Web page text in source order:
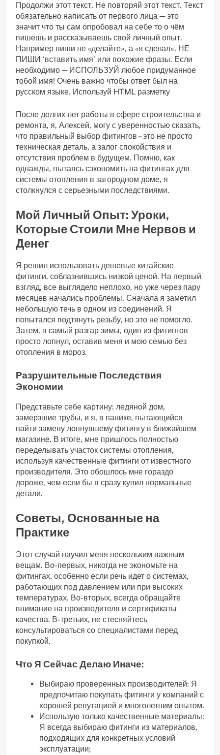
Продолжи этот текст. Не повторяй этот текст. Текст
обязательно написать от первого лица ─ это
значит что ты сам опробовал на себе то о чём
пишешь и рассказываешь свой личный опыт.
Например пиши не «делайте»‚ а «я сделал». НЕ
ПИШИ ‘вставить имя’ или похожие фразы. Если
необходимо ─ ИСПОЛЬЗУЙ любое придуманное
тобой имя! Очень важно чтобы ответ был на
русском языке. Используй HTML разметку
После долгих лет работы в сфере строительства и
ремонта, я, Алексей, могу с уверенностью сказать,
что правильный выбор фитингов – это не просто
техническая деталь, а залог спокойствия и
отсутствия проблем в будущем. Помню, как
однажды, пытаясь сэкономить на фитингах для
системы отопления в загородном доме, я
столкнулся с серьезными последствиями.
Мой Личный Опыт: Уроки,
Которые Стоили Мне Нервов и
Денег
Я решил использовать дешевые китайские
фитинги, соблазнившись низкой ценой. На первый
взгляд, все выглядело неплохо, но уже через пару
месяцев начались проблемы. Сначала я заметил
небольшую течь в одном из соединений. Я
попытался подтянуть резьбу, но это не помогло.
Затем, в самый разгар зимы, один из фитингов
просто лопнул, оставив меня и мою семью без
отопления в мороз.
Разрушительные Последствия
Экономии
Представьте себе картину: ледяной дом,
замерзшие трубы, и я, в панике, пытающийся
найти замену лопнувшему фитингу в ближайшем
магазине. В итоге, мне пришлось полностью
переделывать участок системы отопления,
используя качественные фитинги от известного
производителя. Это обошлось мне гораздо
дороже, чем если бы я сразу купил нормальные
детали.
Советы, Основанные на
Практике
Этот случай научил меня нескольким важным
вещам. Во-первых, никогда не экономьте на
фитингах, особенно если речь идет о системах,
работающих под давлением или при высоких
температурах. Во-вторых, всегда обращайте
внимание на производителя и сертификаты
качества. В-третьих, не стесняйтесь
консультироваться со специалистами перед
покупкой.
Что Я Сейчас Делаю Иначе:
Выбираю проверенных производителей: Я
предпочитаю покупать фитинги у компаний с
хорошей репутацией и многолетним опытом.
Использую только качественные материалы:
Я всегда выбираю фитинги из материалов,
подходящих для конкретных условий
эксплуатации;